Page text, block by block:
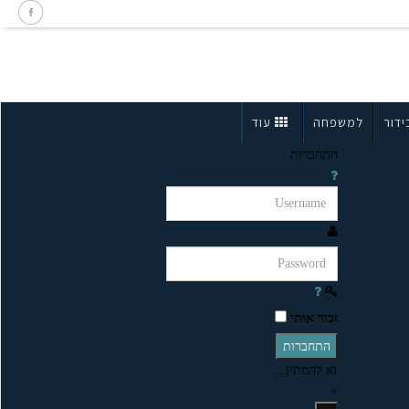
למשפחה עוד
התחברות
זכור אותי
התחברות
נא להמתין...
×